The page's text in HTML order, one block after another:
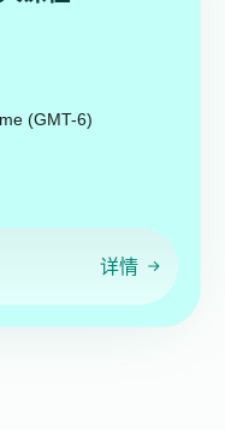
(GMT-6)
详情